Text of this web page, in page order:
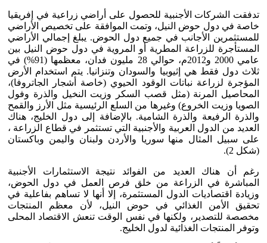
تدفقت الشركات الأجنبية للحصول على أراضي زراعية في إفريقيا
خاصة في دول حوض النيل، وتمت الموافقة على تخصيص الأراضي
للمستثمرين الأجانب في جميع دول الحوض. يبلغ إجمالي الأراضي
المستأجرة للزراعة المطرية أو المروية في دول حوض النيل بين
عامي 2000 و2012م، حوالي 28 مليون فدان، معظمها (91%) في
ثلاث دول فقط هي إثيوبيا والسودان وتنزانيا. يتم استخدام الأرض
المؤجرة لزراعة نباتات الوقود الحيوي (خاصة أشجار الجاتروفا)،
المحاصيل المرنة (مثل قصب السكر وزيت النخيل والذرة وفول
الصويا وزيت الخروع) وغيرها من السلع الرئيسية مثل الأرز والقمح
والذرة الرفيعة والذرة الشامية. بالإضافة إلى دول الخليج، هناك
العديد من الدول العربية والأجنبية التي تستثمر في قطاع الزراعة ،
على سبيل المثال منها سوريا والأردن ولبنان واليمن وباكستان
(شكل 2).
رغم أن هناك العديد من الفوائد نتيجة الاستثمارات الأجنبية
المباشرة في الزراعة من خلق فرص العمل في دول الحوض،
وزيادة اقتصاديات الدول المستثمرة، إلا أنها لا تساهم بفاعلية في
تحقيق الأمن الغذائي في حوض النيل، لأن معظم المنتجات
مخصصة للتصدير، ولكنها في نفس الوقت تنعش الاقتصاد المحلى
وتوفر المنتجات الغذائية لدول الخليج.